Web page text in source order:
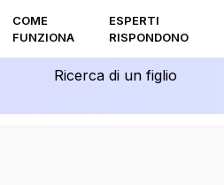
COME
FUNZIONA
ESPERTI
RISPONDONO
Ricerca di un figlio